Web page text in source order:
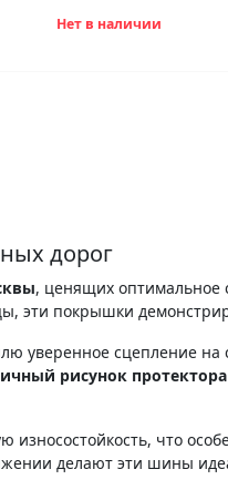
Нет в наличии
дорог
, ценящих оптимальное
эти покрышки
уверенное сцепление
рисунок протектора
что
делают эти шины